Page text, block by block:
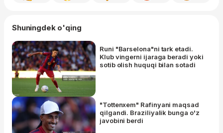
Shuningdek o'qing
Runi "Barselona"ni tark etadi.
Klub vingerni ijaraga beradi yoki
sotib olish huquqi bilan sotadi
"Tottenxem" Rafinyani maqsad
qilgandi. Braziliyalik bunga o'z
javobini berdi